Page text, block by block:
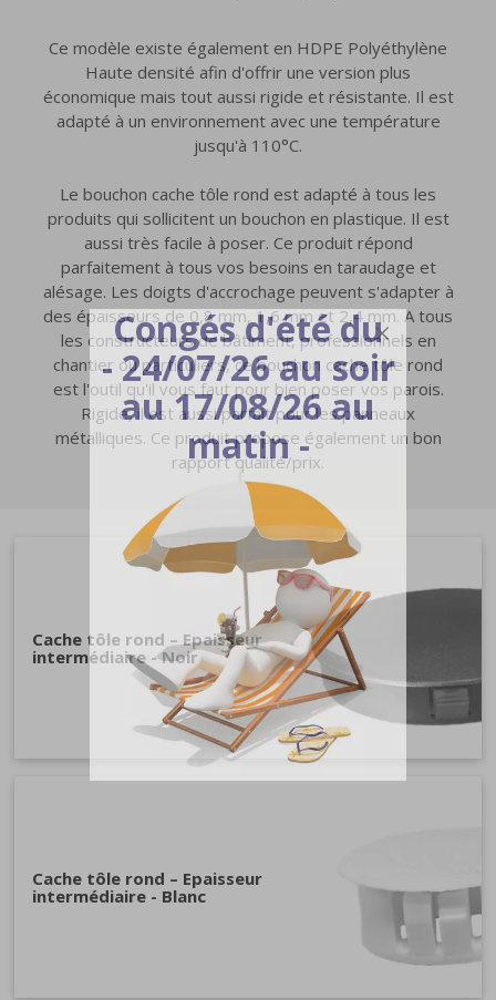
Ce modèle existe également en HDPE Polyéthylène
Haute densité afin d'offrir une version plus
économique mais tout aussi rigide et résistante. Il est
adapté à un environnement avec une température
jusqu'à 110°C.
Le bouchon cache tôle rond est adapté à tous les
produits qui sollicitent un bouchon en plastique. Il est
aussi très facile à poser. Ce produit répond
parfaitement à tous vos besoins en taraudage et
alésage. Les doigts d'accrochage peuvent s'adapter à
des épaisseurs de 0,8 mm, 1,6 mm et 2,4 mm. A tous
les constructeurs de bâtiment, professionnels en
chantier ou particuliers, ce bouchon cache tôle rond
est l'outil qu'il vous faut pour bien poser vos parois.
Rigide, il est aussi parfait pour les panneaux
métalliques. Ce produit propose également un bon
rapport qualité/prix.
Cache tôle rond – Epaisseur
intermédiaire - Noir
Cache tôle rond – Epaisseur
intermédiaire - Blanc
Congés d'été du
- 24/07/26 au soir
au 17/08/26 au
matin -